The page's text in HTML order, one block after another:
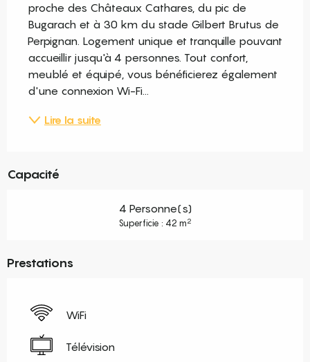
proche des Châteaux Cathares, du pic de
Bugarach et à 30 km du stade Gilbert Brutus de
Perpignan. Logement unique et tranquille pouvant
accueillir jusqu'à 4 personnes. Tout confort,
meublé et équipé, vous bénéficierez également
d'une connexion Wi-Fi...
Lire la suite
Capacité
4 Personne(s)
Superficie : 42 m2
Prestations
WiFi
Télévision